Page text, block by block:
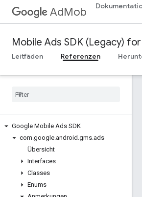
AdMob
Mobile Ads SDK (Legacy)
Leitfäden Referenzen
Google Mobile Ads SDK
com.google.android .gms.ads
Übersicht
Interfaces
Classes
Enums